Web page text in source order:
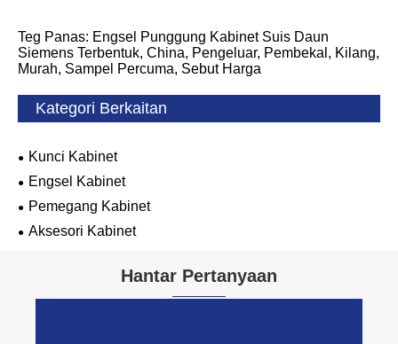
Teg Panas: Engsel Punggung Kabinet Suis Daun
Siemens Terbentuk, China, Pengeluar, Pembekal, Kilang,
Murah, Sampel Percuma, Sebut Harga
Kategori Berkaitan
Kunci Kabinet
Engsel Kabinet
Pemegang Kabinet
Aksesori Kabinet
Hantar Pertanyaan